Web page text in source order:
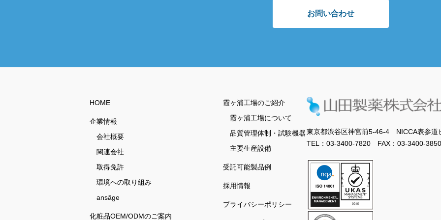
お問い合わせ
HOME
企業情報
会社概要
関連会社
取得免許
環境への取り組み
ansâge
化粧品OEM/ODMのご案内
霞ヶ浦工場のご紹介
霞ヶ浦工場について
品質管理体制・試験機器
主要生産設備
受託可能製品例
採用情報
プライバシーポリシー
東京都渋谷区神宮前5-46-4 NICCA表参道
TEL：03-3400-7820 FAX：03-3400-3850